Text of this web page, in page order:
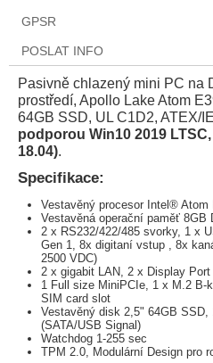
GPSR
POSLAT INFO
Pasivně chlazený mini PC na
prostředí, Apollo Lake Atom
64GB SSD, UL C1D2, ATEX/
podporou Win10 2019
18.04).
Specifikace:
Vestavěný procesor Intel® Atom
Vestavěná operační paměť 8GB
2 x RS232/422/485 svorky, 1 x
Gen 1, 8x digitaní vstup , 8x
2500 VDC)
2 x gigabit LAN, 2 x Display
1 Full size MiniPCIe, 1 x M.2 B-
SIM card slot
Vestavěný disk 2,5" 64GB
(SATA/USB Signal)
Watchdog 1-255 sec
TPM 2.0, Modulární Design pro